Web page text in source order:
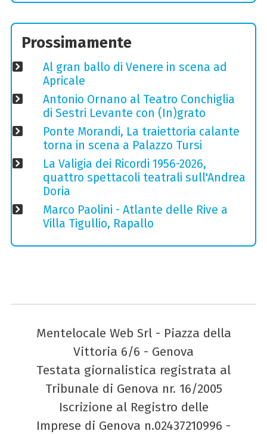
Prossimamente
Al gran ballo di Venere in scena ad
Apricale
Antonio Ornano al Teatro Conchiglia
di Sestri Levante con (In)grato
Ponte Morandi, La traiettoria calante
torna in scena a Palazzo Tursi
La Valigia dei Ricordi 1956-2026,
quattro spettacoli teatrali sull'Andrea
Doria
Marco Paolini - Atlante delle Rive a
Villa Tigullio, Rapallo
Mentelocale Web Srl - Piazza della
Vittoria 6/6 - Genova
Testata giornalistica registrata al
Tribunale di Genova nr. 16/2005
Iscrizione al Registro delle
Imprese di Genova n.02437210996 -